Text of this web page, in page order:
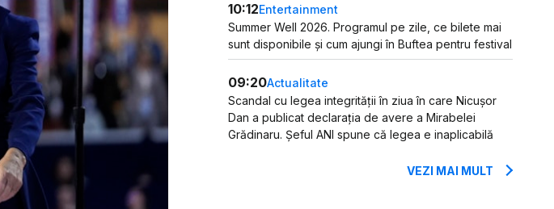
10:12Entertainment
Summer Well 2026. Programul pe zile, ce bilete mai
sunt disponibile și cum ajungi în Buftea pentru festival
09:20Actualitate
Scandal cu legea integrității în ziua în care Nicușor
Dan a publicat declarația de avere a Mirabelei
Grădinaru. Șeful ANI spune că legea e inaplicabilă
VEZI MAI MULT